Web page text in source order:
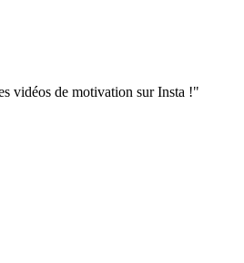
vidéos de motivation sur Insta !"